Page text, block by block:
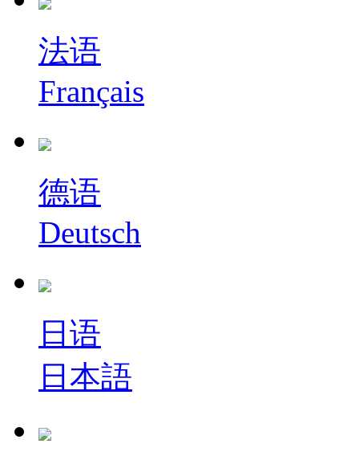
法语
Français
德语
Deutsch
日语
日本語